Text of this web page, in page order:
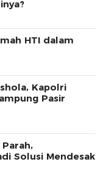
HTI dalam
Kapolri
Pasir
Solusi Mendesak